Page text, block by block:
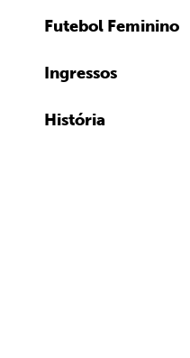
Futebol Feminino
Ingressos
História